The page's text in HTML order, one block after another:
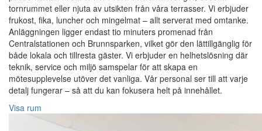
tornrummet eller njuta av utsikten från våra terrasser. Vi erbjuder
frukost, fika, luncher och mingelmat – allt serverat med omtanke.
Anläggningen ligger endast tio minuters promenad från
Centralstationen och Brunnsparken, vilket gör den lättillgänglig för
både lokala och tillresta gäster. Vi erbjuder en helhetslösning där
teknik, service och miljö samspelar för att skapa en
mötesupplevelse utöver det vanliga. Vår personal ser till att varje
detalj fungerar – så att du kan fokusera helt på innehållet.
Visa rum